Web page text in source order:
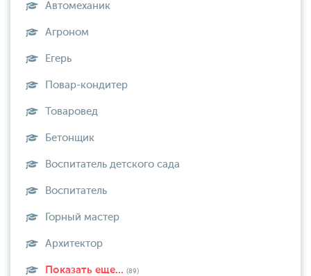
Автомеханик
Агроном
Егерь
Повар-кондитер
Товаровед
Бетонщик
Воспитатель детского сада
Воспитатель
Горный мастер
Архитектор
Показать еще... (89)